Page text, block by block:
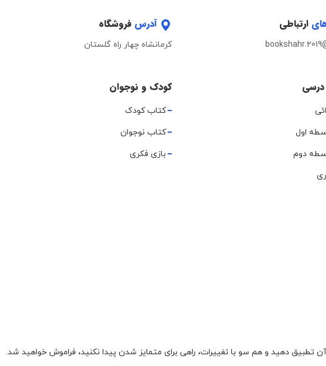
ارتباطی آدرس فروشگاه
کرمانشاه چهار راه گلستان
اول
دوم
کودک و نوجوان
کتاب کودک
کتاب نوجوان
بازی فکری
تطبیق دهید و هم سو با تغییرات، راهی برای متمایز شدن پیدا نکنید، فراموش خواهید شد.